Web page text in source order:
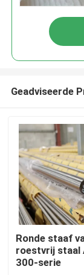
Geadviseerde
Ronde staaf
roestvrij staal
300-serie